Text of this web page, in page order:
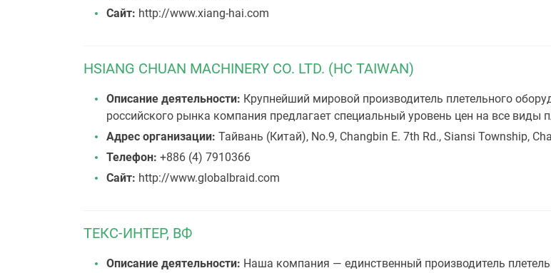
Сайт: http://www.xiang-hai.com
HSIANG CHUAN MACHINERY CO. LTD. (HC TAIWAN)
Описание деятельности: Крупнейший мировой производитель плетельного
российского рынка компания предлагает специальный уровень цен на все виды
Адрес организации: Тайвань (Китай), No.9, Changbin E. 7th Rd., Siansi Township,
Телефон: +886 (4) 7910366
Сайт: http://www.globalbraid.com
ТЕКС-ИНТЕР, ВФ
Описание деятельности: Наша компания — единственный производитель